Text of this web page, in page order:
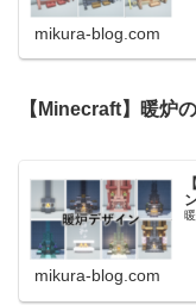
mikura-blog.com
【Minecraft】暖炉
mikura-blog.com